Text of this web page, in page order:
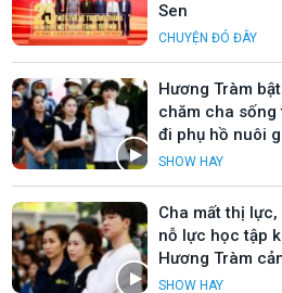
Sen
CHUYỆN ĐÓ ĐÂY
Hương Tràm
chăm cha
đi phụ hồ nuôi
SHOW HAY
Cha mất thị lực,
nỗ lực học tập
Hương Tràm
SHOW HAY